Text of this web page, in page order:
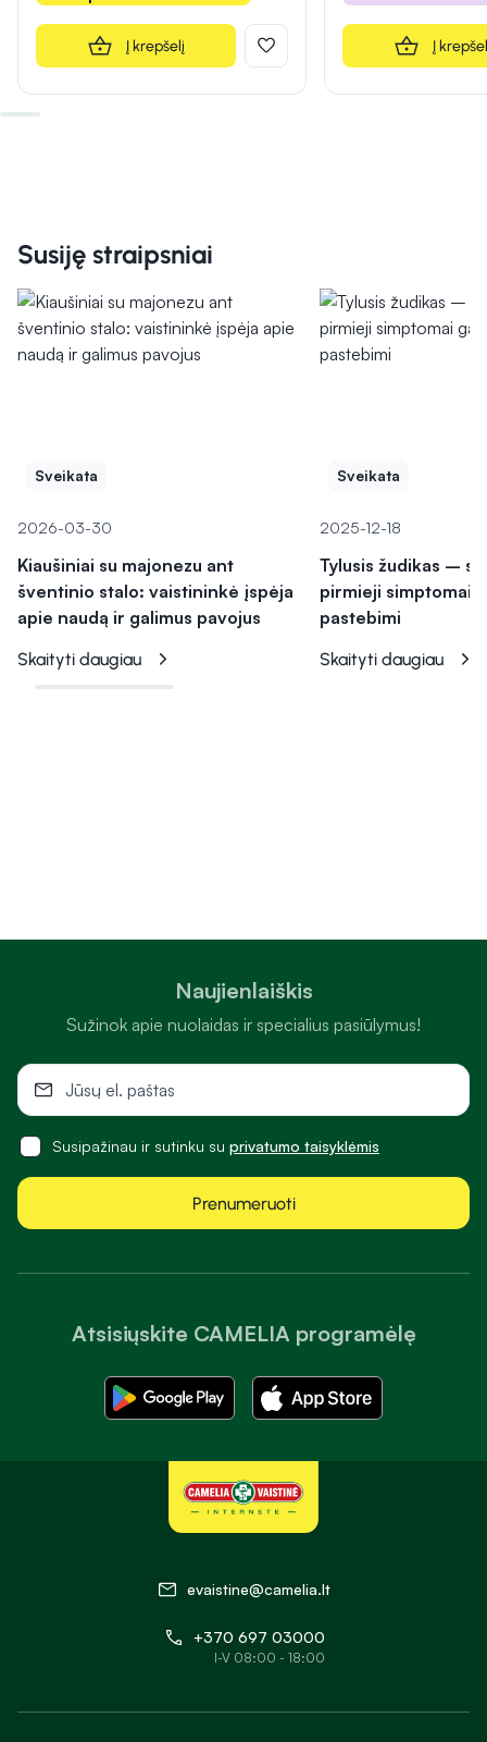
Į krepšelį Į
Susiję straipsniai
Sveikata
2026-03-30
Kiaušiniai su majonezu ant
šventinio stalo: vaistininkė įspėja
apie naudą ir galimus pavojus
Skaityti daugiau
Sveikata
2025-12-18
Tylusis žudikas –
pirmieji simptomai
pastebimi
Skaityti daugiau
Atsisiųskite CAMELIA programėlę
Naujienlaiškis
Sužinok apie nuolaidas ir specialius pasiūlymus!
Susipažinau ir sutinku su privatumo taisyklėmis
Prenumeruoti
evaistine@camelia.lt
+370 697 03000
I-V 08:00 - 18:00